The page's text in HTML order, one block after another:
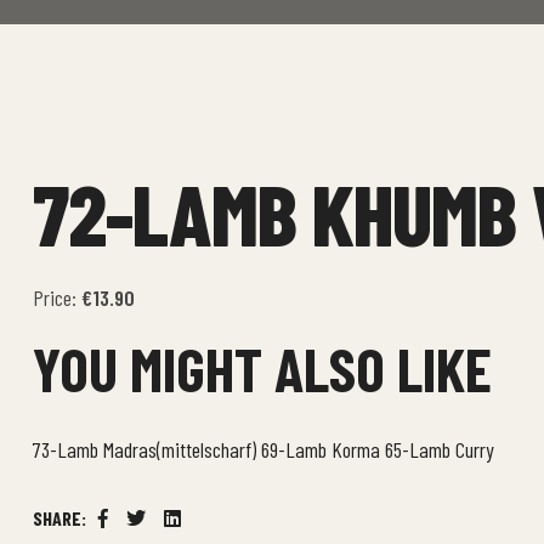
72-LAMB KHUMB
Price: €13.90
YOU MIGHT ALSO LIKE
73-Lamb Madras(mittelscharf)69-Lamb Korma 65-Lamb Curry
SHARE:
Facebook
TwitterLinkedin